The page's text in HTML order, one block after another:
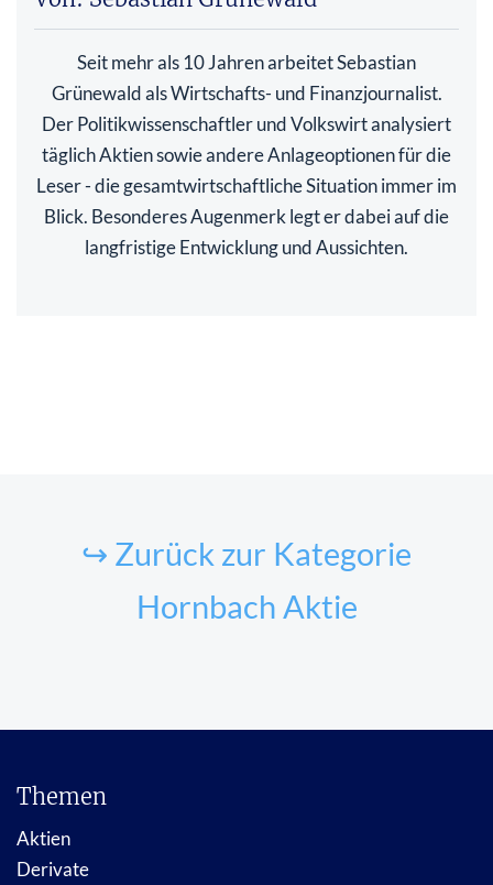
Seit mehr als 10 Jahren arbeitet Sebastian
Grünewald als Wirtschafts- und Finanzjournalist.
Der Politikwissenschaftler und Volkswirt analysiert
täglich Aktien sowie andere Anlageoptionen für die
Leser - die gesamtwirtschaftliche Situation immer im
Blick. Besonderes Augenmerk legt er dabei auf die
langfristige Entwicklung und Aussichten.
↪ Zurück zur Kategorie
Hornbach Aktie
Themen
Aktien
Derivate